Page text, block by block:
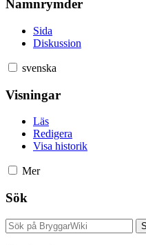
Namnrymder
Sida
Diskussion
svenska
Visningar
Läs
Redigera
Visa historik
Mer
Sök